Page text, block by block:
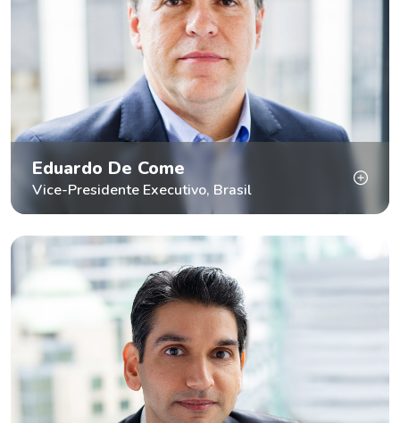
Eduardo De Come
Vice-Presidente Executivo, Brasil